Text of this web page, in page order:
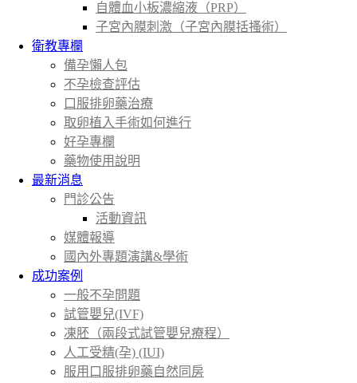
自體血小板濃縮液（PRP）
子宮內膜刺激（子宮內膜括搔術）
衛教專欄
備孕懶人包
不孕檢查評估
口服排卵藥治療
取卵植入手術如何進行
好孕專欄
藥物使用說明
最新消息
門診公告
活動資訊
媒體報導
國內外專題演講&學術
成功案例
一般不孕問題
試管嬰兒(IVF)
凍胚（兩段式試管嬰兒療程）
人工受精(孕) (IUI)
服用口服排卵藥自然同房